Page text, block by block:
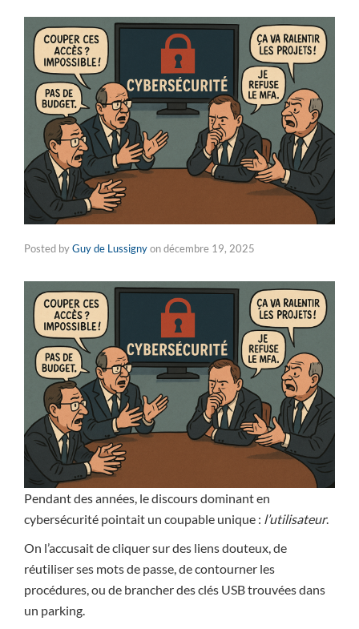
Posted byGuy de Lussignyondécembre 19, 2025
Pendant des années, le discours dominant en
cybersécurité pointait un coupable unique : l’utilisateur.
On l’accusait de cliquer sur des liens douteux, de
réutiliser ses mots de passe, de contourner les
procédures, ou de brancher des clés USB trouvées dans
un parking.